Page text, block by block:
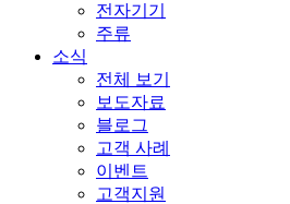
전자기기
주류
소식
전체 보기
보도자료
블로그
고객 사례
이벤트
고객지원